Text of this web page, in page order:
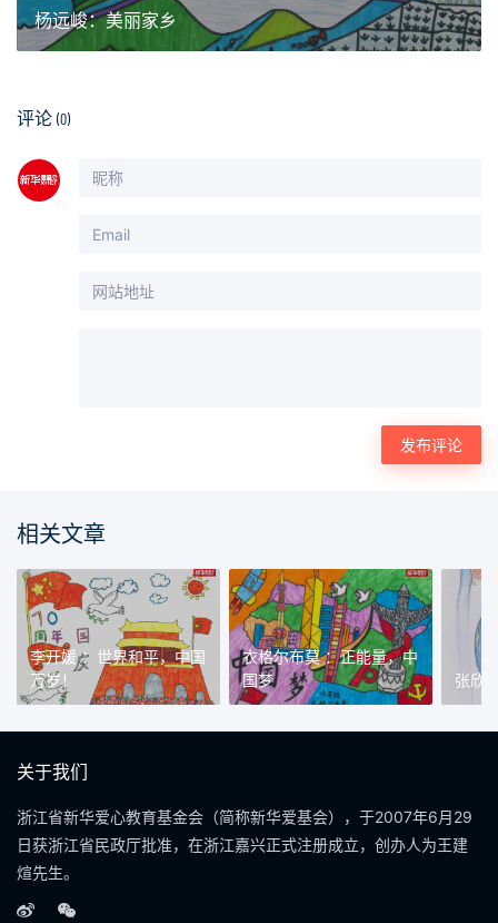
杨远峻：美丽家乡
评论 (0)
相关文章
李开媛 ：世界和平，中国
万岁！
衣格尔布莫 ：正能量，中
国梦
张欣
关于我们
浙江省新华爱心教育基金会（简称新华爱基会），于2007年6月29
日获浙江省民政厅批准，在浙江嘉兴正式注册成立，创办人为王建
煊先生。